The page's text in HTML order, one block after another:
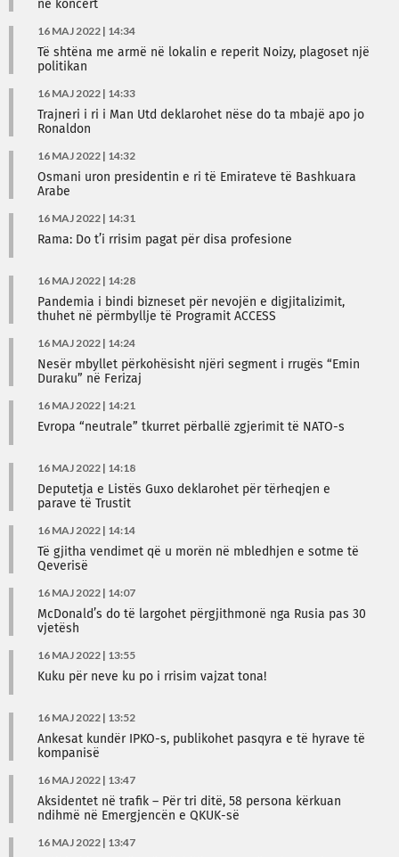
në koncert
16 MAJ 2022 | 14:34
Të shtëna me armë në lokalin e reperit Noizy, plagoset një
politikan
16 MAJ 2022 | 14:33
Trajneri i ri i Man Utd deklarohet nëse do ta mbajë apo jo
Ronaldon
16 MAJ 2022 | 14:32
Osmani uron presidentin e ri të Emirateve të Bashkuara
Arabe
16 MAJ 2022 | 14:31
Rama: Do t’i rrisim pagat për disa profesione
16 MAJ 2022 | 14:28
Pandemia i bindi bizneset për nevojën e digjitalizimit,
thuhet në përmbyllje të Programit ACCESS
16 MAJ 2022 | 14:24
Nesër mbyllet përkohësisht njëri segment i rrugës “Emin
Duraku” në Ferizaj
16 MAJ 2022 | 14:21
Evropa “neutrale” tkurret përballë zgjerimit të NATO-s
16 MAJ 2022 | 14:18
Deputetja e Listës Guxo deklarohet për tërheqjen e
parave të Trustit
16 MAJ 2022 | 14:14
Të gjitha vendimet që u morën në mbledhjen e sotme të
Qeverisë
16 MAJ 2022 | 14:07
McDonald’s do të largohet përgjithmonë nga Rusia pas 30
vjetësh
16 MAJ 2022 | 13:55
Kuku për neve ku po i rrisim vajzat tona!
16 MAJ 2022 | 13:52
Ankesat kundër IPKO-s, publikohet pasqyra e të hyrave të
kompanisë
16 MAJ 2022 | 13:47
Aksidentet në trafik – Për tri ditë, 58 persona kërkuan
ndihmë në Emergjencën e QKUK-së
16 MAJ 2022 | 13:47